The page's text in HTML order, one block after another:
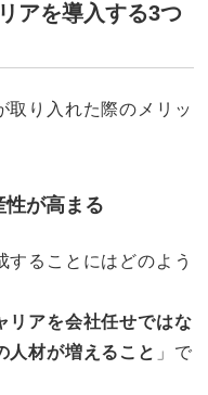
アを導入する3つ
取り入れた際のメリッ
性が高まる
することにはどのよう
リアを会社任せではな
人材が増えること 」で